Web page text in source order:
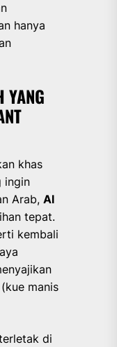
hanya
YANG
khas
ingin
Arab, Al
tepat.
kembali
manis
di